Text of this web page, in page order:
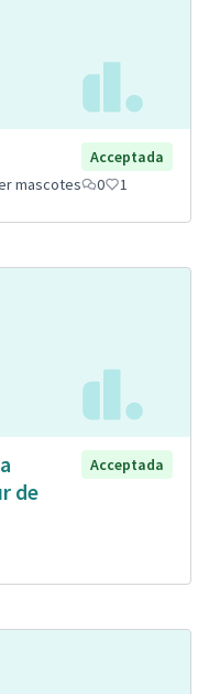
Acceptada
mascotes 0 1
de
Acceptada